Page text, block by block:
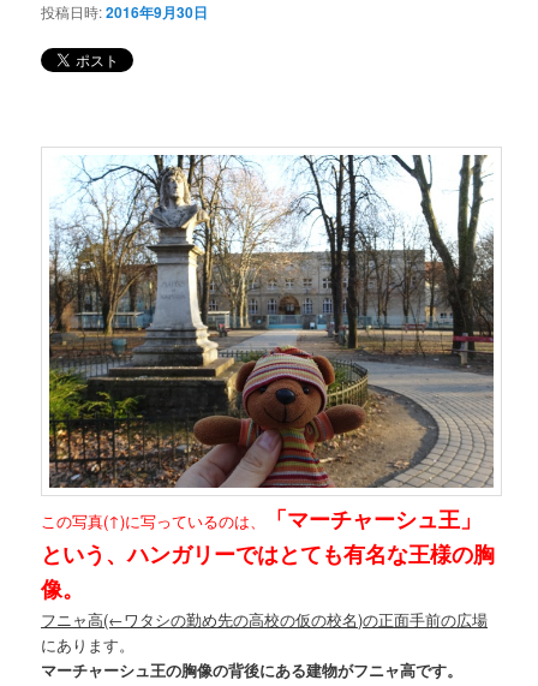
テ
ン
へ
移
動
投稿日時:2016年9月30日
この写真(↑)に写っているのは、
「マーチャーシュ王」
という、ハンガリーではとても有名な王様の胸
像。
フニャ高(←ワタシの勤め先の高校の仮の校名)の正面手前の広場
にあります。
マーチャーシュ王の胸像の背後にある建物がフニャ高です。